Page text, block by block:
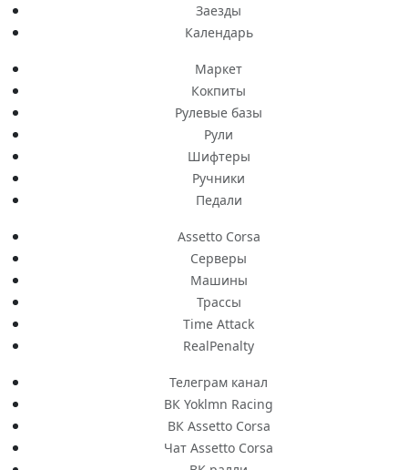
Заезды
Календарь
Маркет
Кокпиты
Рулевые базы
Рули
Шифтеры
Ручники
Педали
Assetto Corsa
Серверы
Машины
Трассы
Time Attack
RealPenalty
Телеграм канал
ВК Yoklmn Racing
ВК Assetto Corsa
Чат Assetto Corsa